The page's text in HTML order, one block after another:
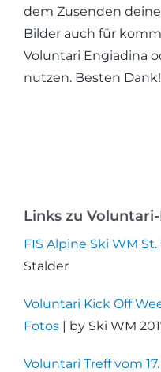
dem Zusenden
Bilder auch für
Voluntari Engiadina
nutzen. Besten Dank!
Links zu
FIS Alpine Ski WM St.
Stalder
Voluntari Kick Off
Fotos| by Ski WM
Voluntari Treff vom